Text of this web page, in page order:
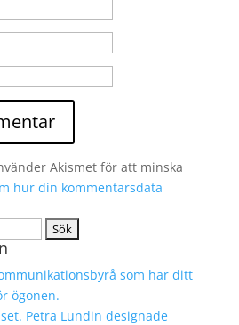
Akismet för att minska
hur din kommentarsdata
som har ditt
ögonen.
Petra Lundin designade